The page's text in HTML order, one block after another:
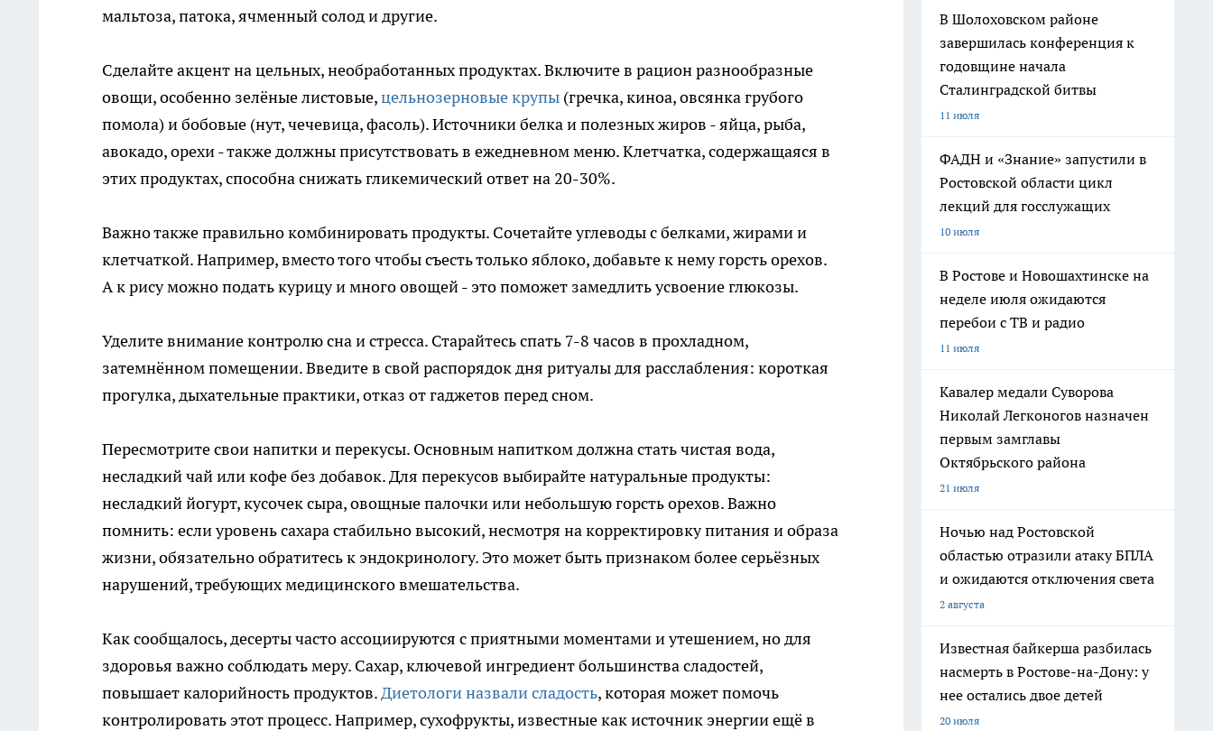
мальтоза, патока, ячменный солод и другие.
Сделайте акцент на цельных, необработанных продуктах. Включите в рацион разнообразные
овощи, особенно зелёные листовые,цельнозерновые крупы (гречка, киноа, овсянка грубого
помола) и бобовые (нут, чечевица, фасоль). Источники белка и полезных жиров - яйца, рыба,
авокадо, орехи - также должны присутствовать в ежедневном меню. Клетчатка, содержащаяся в
этих продуктах, способна снижать гликемический ответ на 20-30%.
Важно также правильно комбинировать продукты. Сочетайте углеводы с белками, жирами и
клетчаткой. Например, вместо того чтобы съесть только яблоко, добавьте к нему горсть орехов.
А к рису можно подать курицу и много овощей - это поможет замедлить усвоение глюкозы.
Уделите внимание контролю сна и стресса. Старайтесь спать 7-8 часов в прохладном,
затемнённом помещении. Введите в свой распорядок дня ритуалы для расслабления: короткая
прогулка, дыхательные практики, отказ от гаджетов перед сном.
Пересмотрите свои напитки и перекусы. Основным напитком должна стать чистая вода,
несладкий чай или кофе без добавок. Для перекусов выбирайте натуральные продукты:
несладкий йогурт, кусочек сыра, овощные палочки или небольшую горсть орехов. Важно
помнить: если уровень сахара стабильно высокий, несмотря на корректировку питания и образа
жизни, обязательно обратитесь к эндокринологу. Это может быть признаком более серьёзных
нарушений, требующих медицинского вмешательства.
Как сообщалось, десерты часто ассоциируются с приятными моментами и утешением, но для
здоровья важно соблюдать меру. Сахар, ключевой ингредиент большинства сладостей,
повышает калорийность продуктов.Диетологи назвали сладость, которая может помочь
контролировать этот процесс. Например, сухофрукты, известные как источник энергии ещё в
В Шолоховском районе
завершилась конференция к
годовщине начала
Сталинградской битвы
11 июля
ФАДН и «Знание» запустили в
Ростовской области цикл
лекций для госслужащих
10 июля
В Ростове и Новошахтинске на
неделе июля ожидаются
перебои с ТВ и радио
11 июля
Кавалер медали Суворова
Николай Легконогов назначен
первым замглавы
Октябрьского района
21 июля
Ночью над Ростовской
областью отразили атаку БПЛА
и ожидаются отключения света
2 августа
Известная байкерша разбилась
насмерть в Ростове-на-Дону: у
нее остались двое детей
20 июля